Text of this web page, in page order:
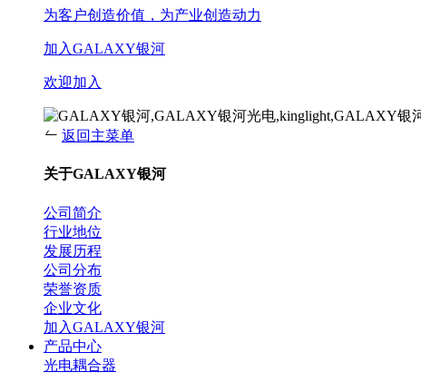
为客户创造价值，为产业创造动力
加入GALAXY银河
欢迎加入
返回主菜单
关于GALAXY银河
公司简介
行业地位
发展历程
公司分布
荣誉资质
企业文化
加入GALAXY银河
产品中心
光电耦合器